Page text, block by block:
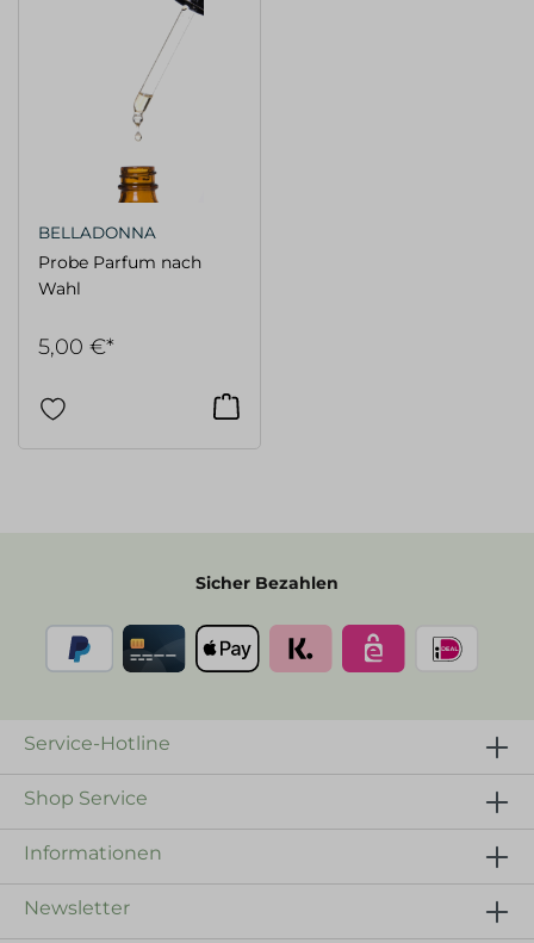
BELLADONNA
Probe Parfum nach
Wahl
5,00 €*
Sicher Bezahlen
Service-Hotline
Shop Service
Informationen
Newsletter